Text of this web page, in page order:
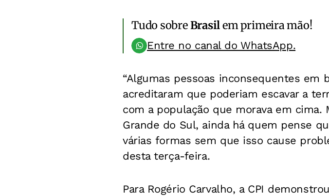
Tudo sobreBrasilem primeira mão!
Entre no canal do WhatsApp.
“Algumas pessoas inconsequentes em
acreditaram que poderiam escavar a
com a população que morava em
Grande do Sul, ainda há quem pense
várias formas sem que isso cause
desta terça-feira.
Para Rogério Carvalho, a CPI